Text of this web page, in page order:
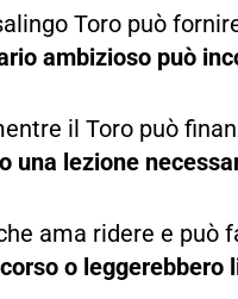
Toro può
ambizioso può
il Toro può
una lezione
ama ridere e può
o